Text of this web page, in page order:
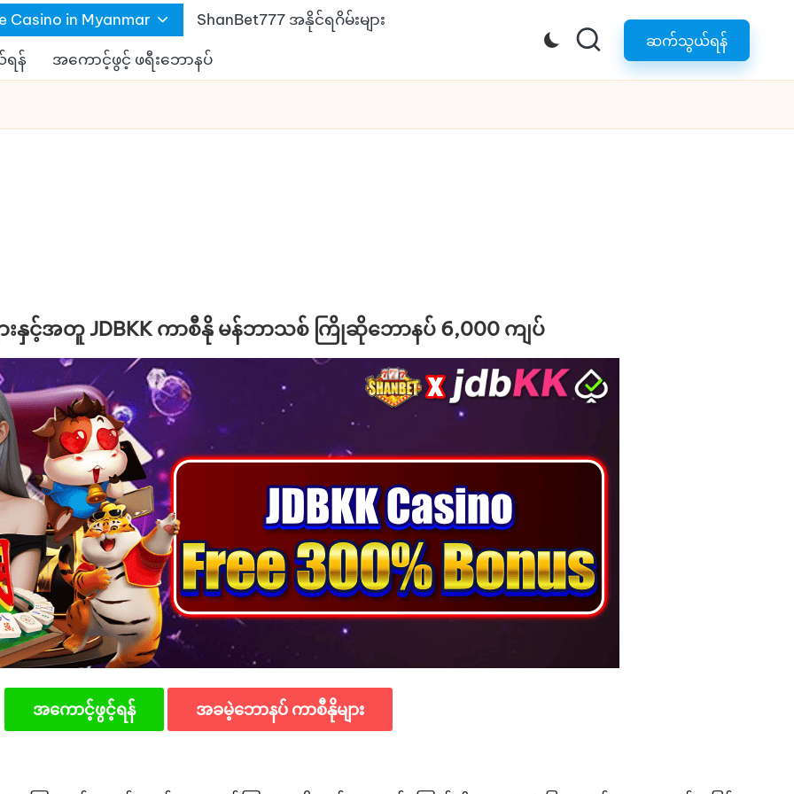
Casino in Myanmar ShanBet777 အနိုင်ရဂိမ်းများ
န် အကောင့်ဖွင့် ဖရီးဘောနပ်
ဆက်သွယ်ရန်
ားနှင့်အတူ JDBKK ကာစီနို မန်ဘာသစ် ကြိုဆိုဘောနပ် 6,000 ကျပ်
အကောင့်ဖွင့်ရန် အခမဲ့ဘောနပ် ကာစီနိုများ